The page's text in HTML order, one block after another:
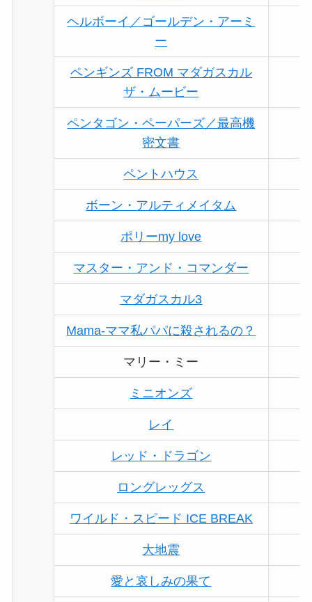
ヘルボーイ／ゴールデン・アーミ
ー
ペンギンズ FROM マダガスカル
ザ・ムービー
ペンタゴン・ペーパーズ／最高機
密文書
ペントハウス
ボーン・アルティメイタム
ポリーmy love
マスター・アンド・コマンダー
マダガスカル3
Mama-ママ私パパに殺されるの？
マリー・ミー
ミニオンズ
レイ
レッド・ドラゴン
ロングレッグス
ワイルド・スピード ICE BREAK
大地震
愛と哀しみの果て